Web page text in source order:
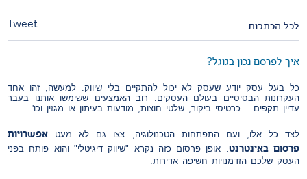
לכל הכתבות Tweet
איך לפרסם נכון בגוגל?
כל בעל עסק יודע שעסק לא יכול להתקיים בלי שיווק. למעשה, זהו אחד
העקרונות הבסיסיים בעולם העסקים. רוב האמצעים ששימשו אותנו בעבר
עדיין תקפים – כרטיסי ביקור, שלטי חוצות, מודעות בעיתון או מגזין וכו'.
לצד כל אלו, ועם התפתחות הטכנולוגיה, צצו גם לא מעט אפשרויות
פרסום באינטרנט. אופן פרסום כזה נקרא "שיווק דיגיטלי" והוא פותח בפני
העסק שלכם הזדמנויות חשיפה אדירות.